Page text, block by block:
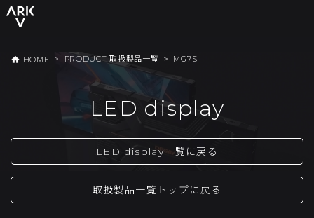
home HOME > PRODUCT 取扱製品一覧 > MG7S
LED display
LED display一覧に戻る
取扱製品一覧トップに戻る